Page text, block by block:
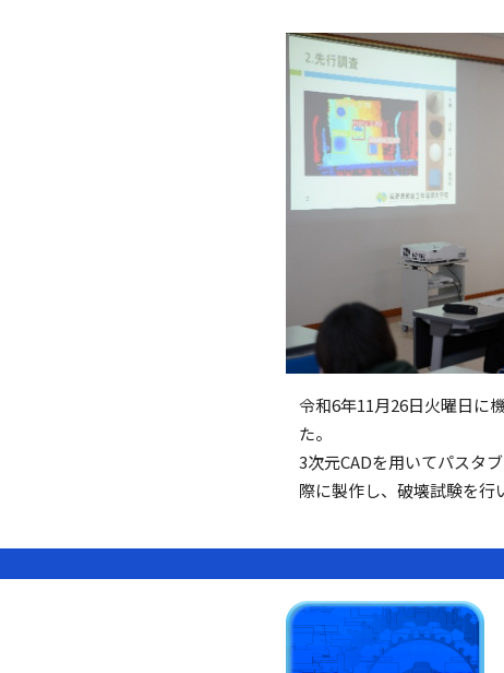
令和6年11月26日火曜日に
た。
3次元CADを用いてパスタ
際に製作し、破壊試験を行